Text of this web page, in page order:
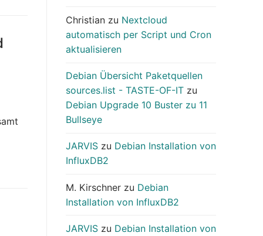
Christian zu Nextcloud
automatisch per Script und Cron
aktualisieren
Debian Übersicht Paketquellen
sources.list - TASTE-OF-IT zu
Debian Upgrade 10 Buster zu 11
Bullseye
JARVIS zu Debian Installation von
InfluxDB2
M. Kirschner zu Debian
Installation von InfluxDB2
JARVIS zu Debian Installation von